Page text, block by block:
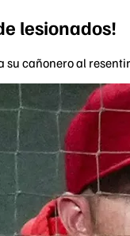
lesionados!
cañonero al